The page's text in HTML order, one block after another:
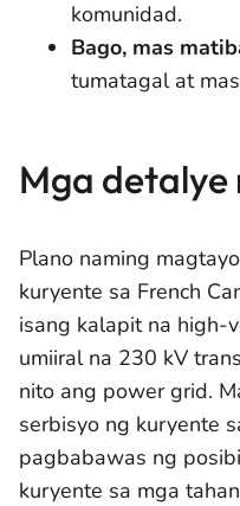
komunidad.
Bago, mas
tumatagal at
Mga detalye
Plano naming
kuryente sa French
isang kalapit na high-
umiiral na 230 kV
nito ang power grid.
serbisyo ng kuryente
pagbabawas ng
kuryente sa mga